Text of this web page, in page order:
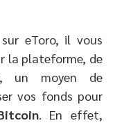
eToro, il vous
la plateforme, de
un moyen de
vos fonds pour
. En effet,